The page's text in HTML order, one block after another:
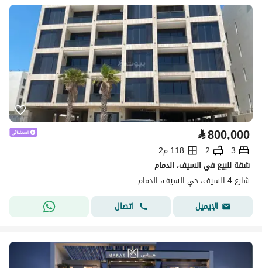
⃁800,000
3
2
118 م2
شقة للبيع في السيف، الدمام
شارع 4 السيف، حي السيف، الدمام
الإيميل
اتصال